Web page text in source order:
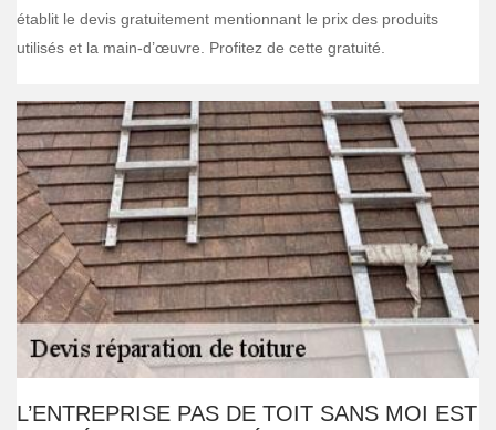
établit le devis gratuitement mentionnant le prix des produits
utilisés et la main-d’œuvre. Profitez de cette gratuité.
L’ENTREPRISE PAS DE TOIT SANS MOI EST